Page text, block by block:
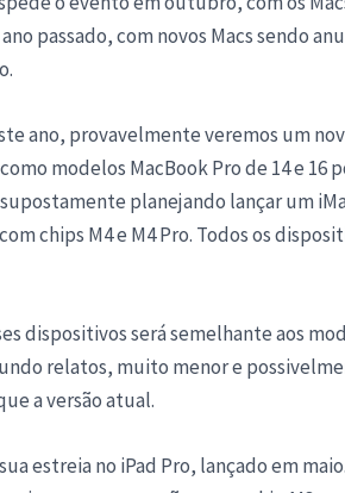
passado, com novos Macs sendo
ano, provavelmente veremos um
modelos MacBook Pro de 14 e 16
planejando lançar um
chips M4 e M4 Pro. Todos os
dispositivos será semelhante aos
relatos, muito menor e
a versão atual.
estreia no iPad Pro, lançado em